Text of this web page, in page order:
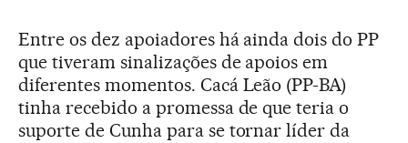
Entre os dez apoiadores há ainda dois do PP
que tiveram sinalizações de apoios em
diferentes momentos. Cacá Leão (PP-BA)
tinha recebido a promessa de que teria o
suporte de Cunha para se tornar líder da